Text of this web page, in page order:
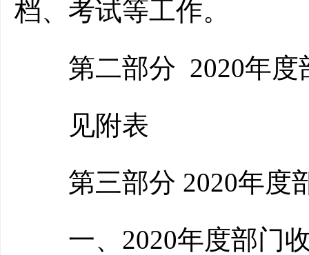
档、考试等工作。
第二部分 2020年度
见附表
第三部分 2020年度
一、2020年度部门收